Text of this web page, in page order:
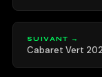
SUIVANT →
Cabaret Vert